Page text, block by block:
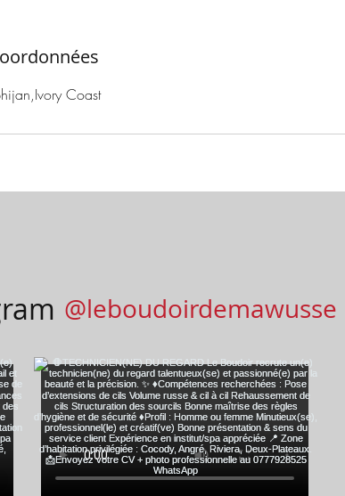
Coast
@leboudoirdemawusse